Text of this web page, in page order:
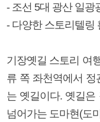
- 조선 5대 광산 일광
- 다양한 스토리텔링
기장옛길 스토리 여
류 쪽 좌천역에서 정
는 옛길이다. 옛길은
넘어가는 도마현(도